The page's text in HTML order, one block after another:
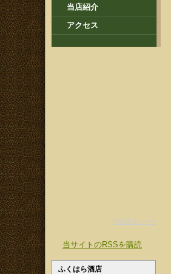
当店紹介
アクセス
RSS表示パーツ
当サイトのRSSを購読
ふくはら酒店